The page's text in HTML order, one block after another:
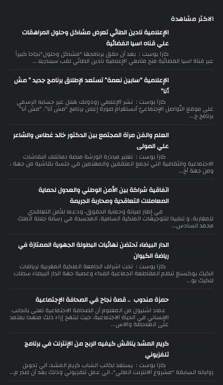
الاكثر مشاهدة
الإعلامية نادين الطائي تعرض مشاكل وحلول المراهقات
علي قناه اسيا الفضائية
كازا بوست : بعد أن حقق برنامجها "مشاكل وحلول"نجاحا كبيراً
عبر قناة اسيا الفضائية منح متابعي الإعلامية نادين الطائي لقب سيندريلا ...
الإعلامية “سابين نعمة” تستعد لإطلاق برنامج جديد ” مش
أنا”
كازا بوست : نشر الإعلامي رودولف هلال عبر حسابه الرسمي
على موقع التّواصل الإجتماعيّ أنستغرام صورة إعلان برنامج “مش أنا”. “مش أنا”
برنامج ج...
العلم والفن مرآة المجتمع بين الدكتور خالد غطاس والشاعر
علي المولى
كازا بوست : تعتبر مبادرة الورشة منصة لمختلف النقاشات
الاجتماعية والثقافية التي تجمع المثقفين والمهتمين في جلسة نقاشية من جهة ،
ومن جهة أخ...
اتفاقية شراكة بين الأمن الوطني والعدول لحماية
المعاملات التعاقدية ومحاربة الجريمة
في إطار صيانة وحماية الحقوق، ودعما للأمن التعاقدي
للمغاربة، و تنفيذا للتوجيهات الملكية السامية، المجسدة في رسالة جلالة الملك
محمد السادس...
الدار البيضاء تحتضن نهائيات البطولة الجهوية الممتازة في
رياضة الكيوان
كازا بوست : تحت اشراف الجامعة الملكية المغربية لرياضات
الكيك بوكسنغ تنظم المقاطعة الجماعية الفداء وعصبة جهة الدار البيضاء سطات
للكيك بو...
حمزة مندوب .. قصة نجاح في الصحافة الإجتماعية
عماد اشنيول من المعلوم أن الصحافة الاجتماعية تعنى بالجانب
الإنساني في الحياة الاجتماعية، حيث تنتهج إزاء ذلك منهجا يعتمد
على الملاحظة والاس...
كريم المشد يناقش كيفيه الربح من الإنترنت في برنامج
تلفزيوني
كازا بوست : يستعد لكاتب الشاب كريم المشد، الي تحويل
رواياته السابقة "مشروع الانترنت المالي"، الي عمل تلفزيوني وذلك بعد أن صدر م...